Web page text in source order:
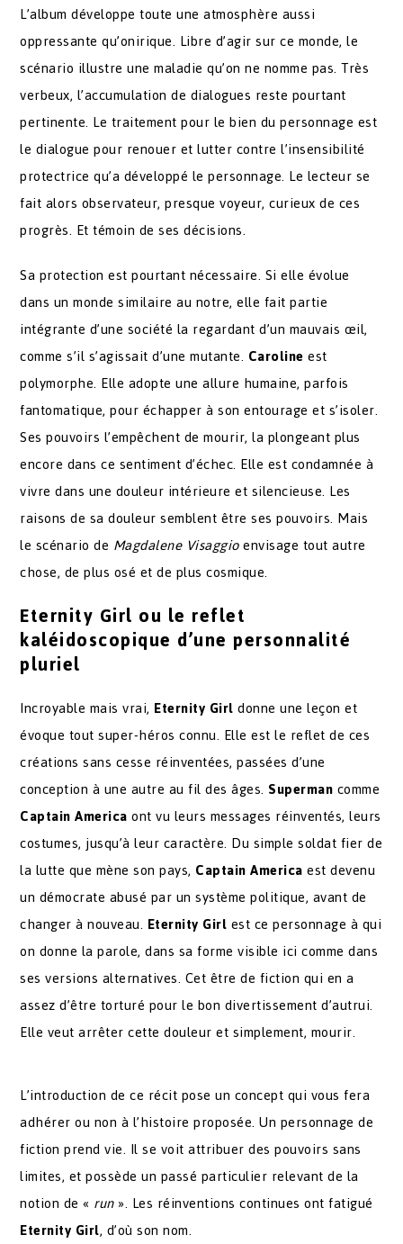
L’album développe toute une atmosphère aussi
oppressante qu’onirique. Libre d’agir sur ce monde, le
scénario illustre une maladie qu’on ne nomme pas. Très
verbeux, l’accumulation de dialogues reste pourtant
pertinente. Le traitement pour le bien du personnage est
le dialogue pour renouer et lutter contre l’insensibilité
protectrice qu’a développé le personnage. Le lecteur se
fait alors observateur, presque voyeur, curieux de ces
progrès. Et témoin de ses décisions.
Sa protection est pourtant nécessaire. Si elle évolue
dans un monde similaire au notre, elle fait partie
intégrante d’une société la regardant d’un mauvais œil,
comme s’il s’agissait d’une mutante. Carolineest
polymorphe. Elle adopte une allure humaine, parfois
fantomatique, pour échapper à son entourage et s’isoler.
Ses pouvoirs l’empêchent de mourir, la plongeant plus
encore dans ce sentiment d’échec. Elle est condamnée à
vivre dans une douleur intérieure et silencieuse. Les
raisons de sa douleur semblent être ses pouvoirs. Mais
le scénario de Magdalene Visaggioenvisage tout autre
chose, de plus osé et de plus cosmique.
Eternity Girl ou le reflet
kaléidoscopique d’une personnalité
pluriel
Incroyable mais vrai, Eternity Girldonne une leçon et
évoque tout super-héros connu. Elle est le reflet de ces
créations sans cesse réinventées, passées d’une
conception à une autre au fil des âges. Supermancomme
Captain Americaont vu leurs messages réinventés, leurs
costumes, jusqu’à leur caractère. Du simple soldat fier de
la lutte que mène son pays, Captain Americaest devenu
un démocrate abusé par un système politique, avant de
changer à nouveau. Eternity Girlest ce personnage à qui
on donne la parole, dans sa forme visible ici comme dans
ses versions alternatives. Cet être de fiction qui en a
assez d’être torturé pour le bon divertissement d’autrui.
Elle veut arrêter cette douleur et simplement, mourir.
L’introduction de ce récit pose un concept qui vous fera
adhérer ou non à l’histoire proposée. Un personnage de
fiction prend vie. Il se voit attribuer des pouvoirs sans
limites, et possède un passé particulier relevant de la
notion de « run». Les réinventions continues ont fatigué
Eternity Girl, d’où son nom.